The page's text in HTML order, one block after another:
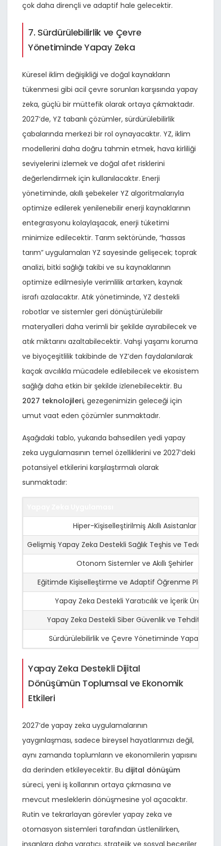
çok daha dirençli ve adaptif hale gelecektir.
7. Sürdürülebilirlik ve Çevre
Yönetiminde Yapay Zeka
Küresel iklim değişikliği ve doğal kaynakların
tükenmesi gibi acil çevre sorunları karşısında yapay
zeka, güçlü bir müttefik olarak ortaya çıkmaktadır.
2027’de, YZ tabanlı çözümler, sürdürülebilirlik
çabalarında merkezi bir rol oynayacaktır. YZ, iklim
modellerini daha doğru tahmin etmek, hava kirliliği
seviyelerini izlemek ve doğal afet risklerini
değerlendirmek için kullanılacaktır. Enerji
yönetiminde, akıllı şebekeler YZ algoritmalarıyla
optimize edilerek yenilenebilir enerji kaynaklarının
entegrasyonu kolaylaşacak, enerji tüketimi
minimize edilecektir. Tarım sektöründe, “hassas
tarım” uygulamaları YZ sayesinde gelişecek; toprak
analizi, bitki sağlığı takibi ve su kaynaklarının
optimize edilmesiyle verimlilik artarken, kaynak
israfı azalacaktır. Atık yönetiminde, YZ destekli
robotlar ve sistemler geri dönüştürülebilir
materyalleri daha verimli bir şekilde ayırabilecek ve
atık miktarını azaltabilecektir. Vahşi yaşamı koruma
ve biyoçeşitlilik takibinde de YZ’den faydalanılarak
kaçak avcılıkla mücadele edilebilecek ve ekosistem
sağlığı daha etkin bir şekilde izlenebilecektir. Bu
2027 teknolojileri, gezegenimizin geleceği için
umut vaat eden çözümler sunmaktadır.
Aşağıdaki tablo, yukarıda bahsedilen yedi yapay
zeka uygulamasının temel özelliklerini ve 2027’deki
potansiyel etkilerini karşılaştırmalı olarak
sunmaktadır:
Hiper-Kişiselleştirilmiş Akıllı Asistanlar
Gelişmiş Yapay Zeka Destekli Sağlık Teşhis ve Tedavi
Otonom Sistemler ve Akıllı Şehirler
Eğitimde Kişiselleştirme ve Adaptif Öğrenme
Yapay Zeka Destekli Yaratıcılık ve İçerik Üretimi
Yapay Zeka Destekli Siber Güvenlik ve Tehdit
Sürdürülebilirlik ve Çevre Yönetiminde Yapay Zeka
Yapay Zeka Destekli Dijital
Dönüşümün Toplumsal ve Ekonomik
Etkileri
2027’de yapay zeka uygulamalarının
yaygınlaşması, sadece bireysel hayatlarımızı değil,
aynı zamanda toplumların ve ekonomilerin yapısını
da derinden etkileyecektir. Bu dijital dönüşüm
süreci, yeni iş kollarının ortaya çıkmasına ve
mevcut mesleklerin dönüşmesine yol açacaktır.
Rutin ve tekrarlayan görevler yapay zeka ve
otomasyon sistemleri tarafından üstlenilirken,
insanlara daha yaratıcı, stratejik ve sosyal beceriler